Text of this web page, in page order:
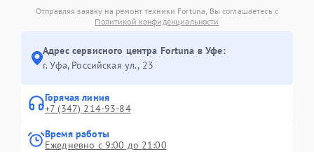
Отправляя заявку на ремонт техники Fortuna, Вы соглашаетесь с
Политикой конфиденциальности
Адрес сервисного центра Fortuna в Уфе:
г. Уфа, Российская ул., 23
Горячая линия
+7 (347) 214-93-84
Время работы
Ежедневно с 9:00 до 21:00